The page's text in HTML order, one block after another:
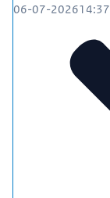
06-07-202614:37